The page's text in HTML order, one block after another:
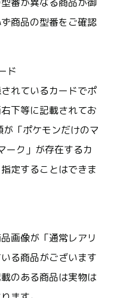
番が異なる商品が御
商品の型番をご確認
ド
れているカードでポ
下等に記載されてお
「ポケモンだけのマ
ーク」が存在するカ
定することはできま
画像が「通常レアリ
る商品がございます
のある商品は実物は